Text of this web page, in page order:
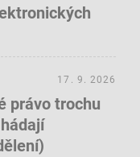
právo trochu
17. 9. 2026